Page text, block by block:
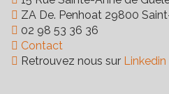
ZA De. Penhoat 29800
02 98 53 36 36
Contact
Retrouvez nous sur Linkedin